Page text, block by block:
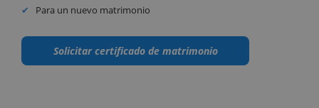
Para un nuevo matrimonio
Solicitar certificado de matrimonio